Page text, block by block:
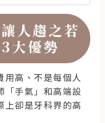
人趨之若
大優勢
用高、不是每個人
「手氣」和高端設
上卻是牙科界的高